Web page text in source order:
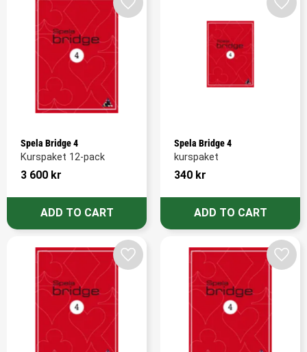
Spela Bridge 4
Kurspaket 12-pack
3 600 kr
Add to favorites
Spela Bridge 4
kurspaket
340 kr
Add
Add to favorites Add